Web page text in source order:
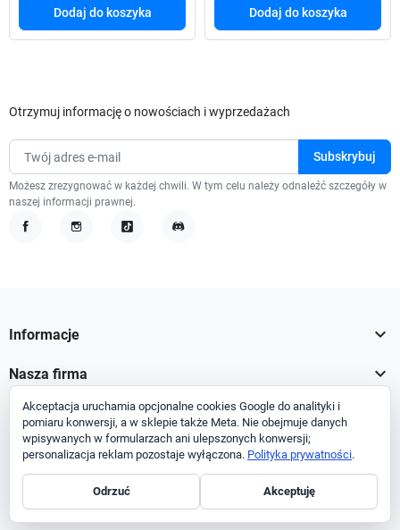
Dodaj do koszyka Dodaj do koszyka
Otrzymuj informację o nowościach i wyprzedażach
Możesz zrezygnować w każdej chwili. W tym celu należy odnaleźć szczegóły w
naszej informacji prawnej.
Informacje 
Nasza firma 
Twoje konto
Informacja o sklepie
FacebookInstagramTikTok Discord
Akceptacja uruchamia opcjonalne cookies Google do analityki i
pomiaru konwersji, a w sklepie także Meta. Nie obejmuje danych
wpisywanych w formularzach ani ulepszonych konwersji;
personalizacja reklam pozostaje wyłączona. Polityka prywatności.
Odrzuć Akceptuję